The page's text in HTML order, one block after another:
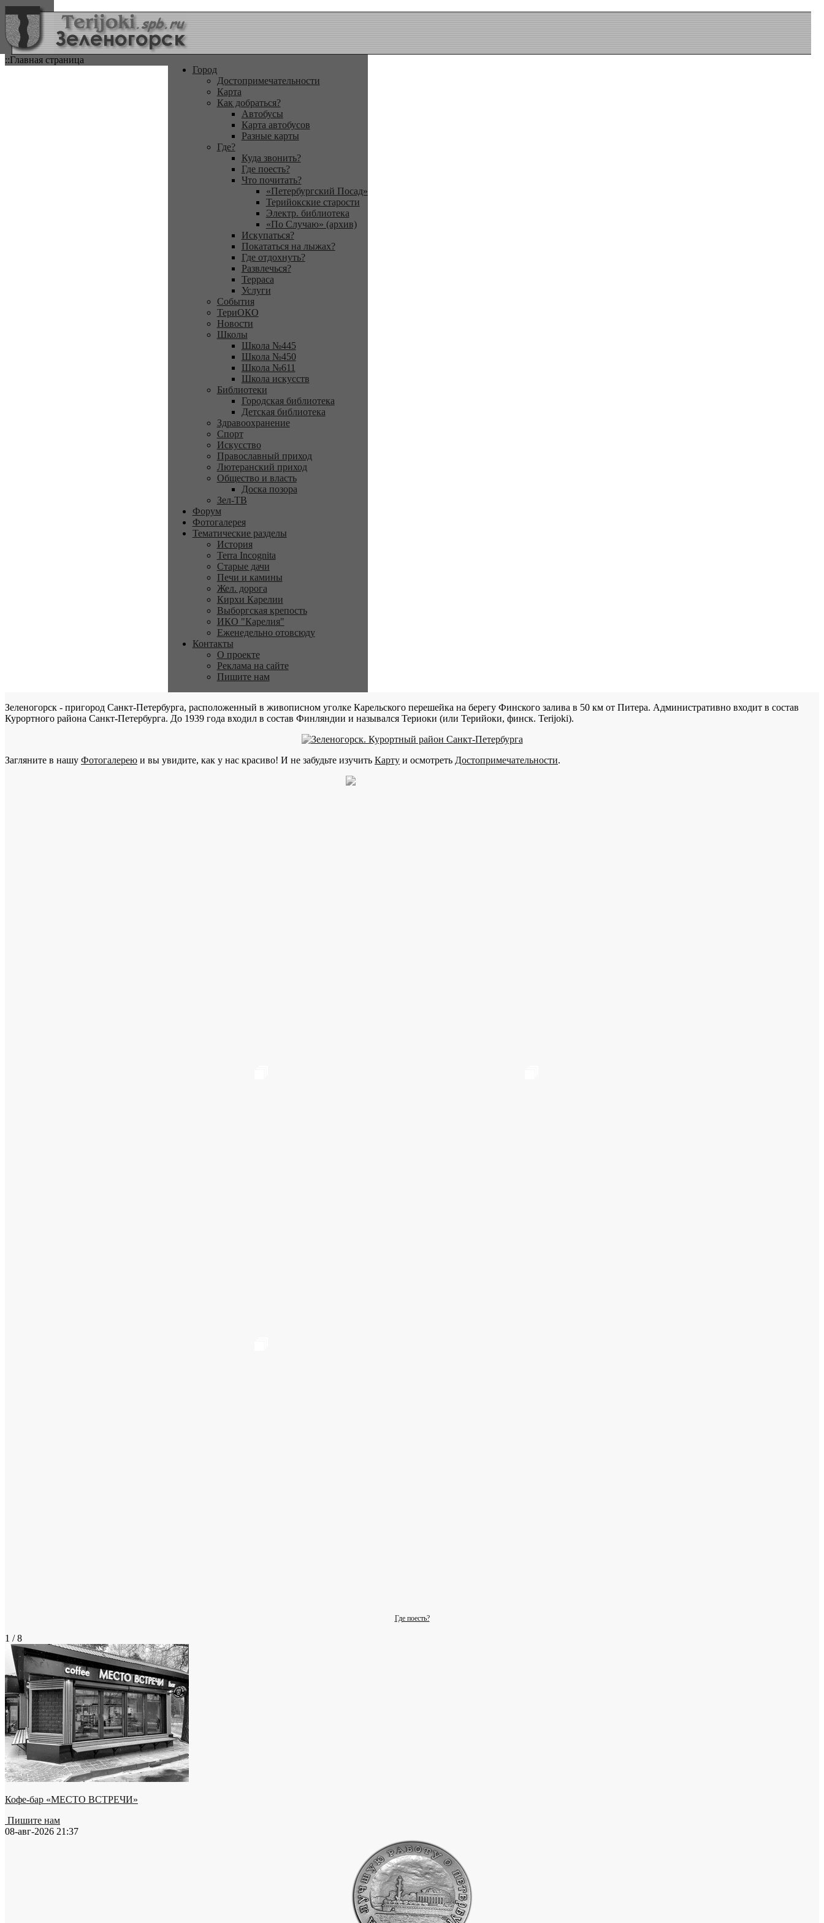
::Главная страница
Город
Достопримечательности
Карта
Как добраться?
Автобусы
Карта автобусов
Разные карты
Где?
Куда звонить?
Где поесть?
Что почитать?
«Петербургский Посад»
Терийокские старости
Электр. библиотека
«По Случаю» (архив)
Искупаться?
Покататься на лыжах?
Где отдохнуть?
Развлечься?
Терраса
Услуги
События
ТериОКО
Новости
Школы
Школа №445
Школа №450
Школа №611
Школа искусств
Библиотеки
Городская библиотека
Детская библиотека
Здравоохранение
Спорт
Искусство
Православный приход
Лютеранский приход
Общество и власть
Доска позора
Зел-ТВ
Форум
Фотогалерея
Тематические разделы
История
Terra Incognita
Старые дачи
Печи и камины
Жел. дорога
Кирхи Карелии
Выборгская крепость
ИКО "Карелия"
Еженедельно отовсюду
Контакты
О проекте
Реклама на сайте
Пишите нам
Зеленогорск - пригород Санкт-Петербурга, расположенный в живописном уголке Карельского перешейка на берегу Финского залива в 50 км от Питера. Административно входит в состав
Курортного района Санкт-Петербурга. До 1939 года входил в состав Финляндии и назывался Териоки (или Терийоки, финск. Terijoki).
Загляните в нашу Фотогалерею и вы увидите, как у нас красиво! И не забудьте изучить Карту и осмотреть Достопримечательности.
Где поесть?
1 / 8
Кофе-бар «МЕСТО ВСТРЕЧИ»
Пишите нам
08-авг-2026 21:37